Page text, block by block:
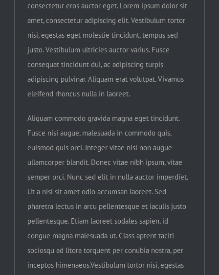
consectetur eros auctor eget. Lorem ipsum dolor sit
amet, consectetur adipiscing elit. Vestibulum tortor
nisi, egestas eget molestie tincidunt, tempus sed
justo. Vestibulum ultricies auctor varius. Fusce
consequat tincidunt dui, ac adipiscing turpis
adipiscing pulvinar. Aliquam erat volutpat. Vivamus
eleifend rhoncus nulla in laoreet.
Aliquam commodo gravida magna eget tincidunt.
Fusce nisi augue, malesuada in commodo quis,
euismod quis orci. Integer vitae nisl non augue
ullamcorper blandit. Donec vitae nibh ipsum, vitae
semper orci. Nunc sed elit in nulla auctor imperdiet.
Ut a nisl sit amet odio accumsan laoreet. Sed
pharetra lectus in arcu pellentesque et iaculis justo
pellentesque. Etiam laoreet sodales sapien, id
congue magna malesuada ut. Class aptent taciti
sociosqu ad litora torquent per conubia nostra, per
inceptos himenaeos.Vestibulum tortor nisi, egestas